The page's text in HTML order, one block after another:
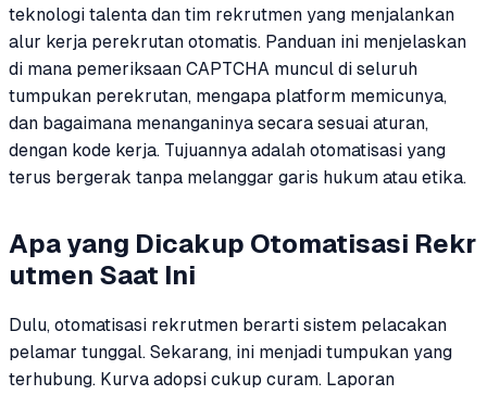
teknologi talenta dan tim rekrutmen yang menjalankan
alur kerja perekrutan otomatis. Panduan ini menjelaskan
di mana pemeriksaan CAPTCHA muncul di seluruh
tumpukan perekrutan, mengapa platform memicunya,
dan bagaimana menanganinya secara sesuai aturan,
dengan kode kerja. Tujuannya adalah otomatisasi yang
terus bergerak tanpa melanggar garis hukum atau etika.
Apa yang Dicakup Otomatisasi Rekr
utmen Saat Ini
Dulu, otomatisasi rekrutmen berarti sistem pelacakan
pelamar tunggal. Sekarang, ini menjadi tumpukan yang
terhubung. Kurva adopsi cukup curam. Laporan